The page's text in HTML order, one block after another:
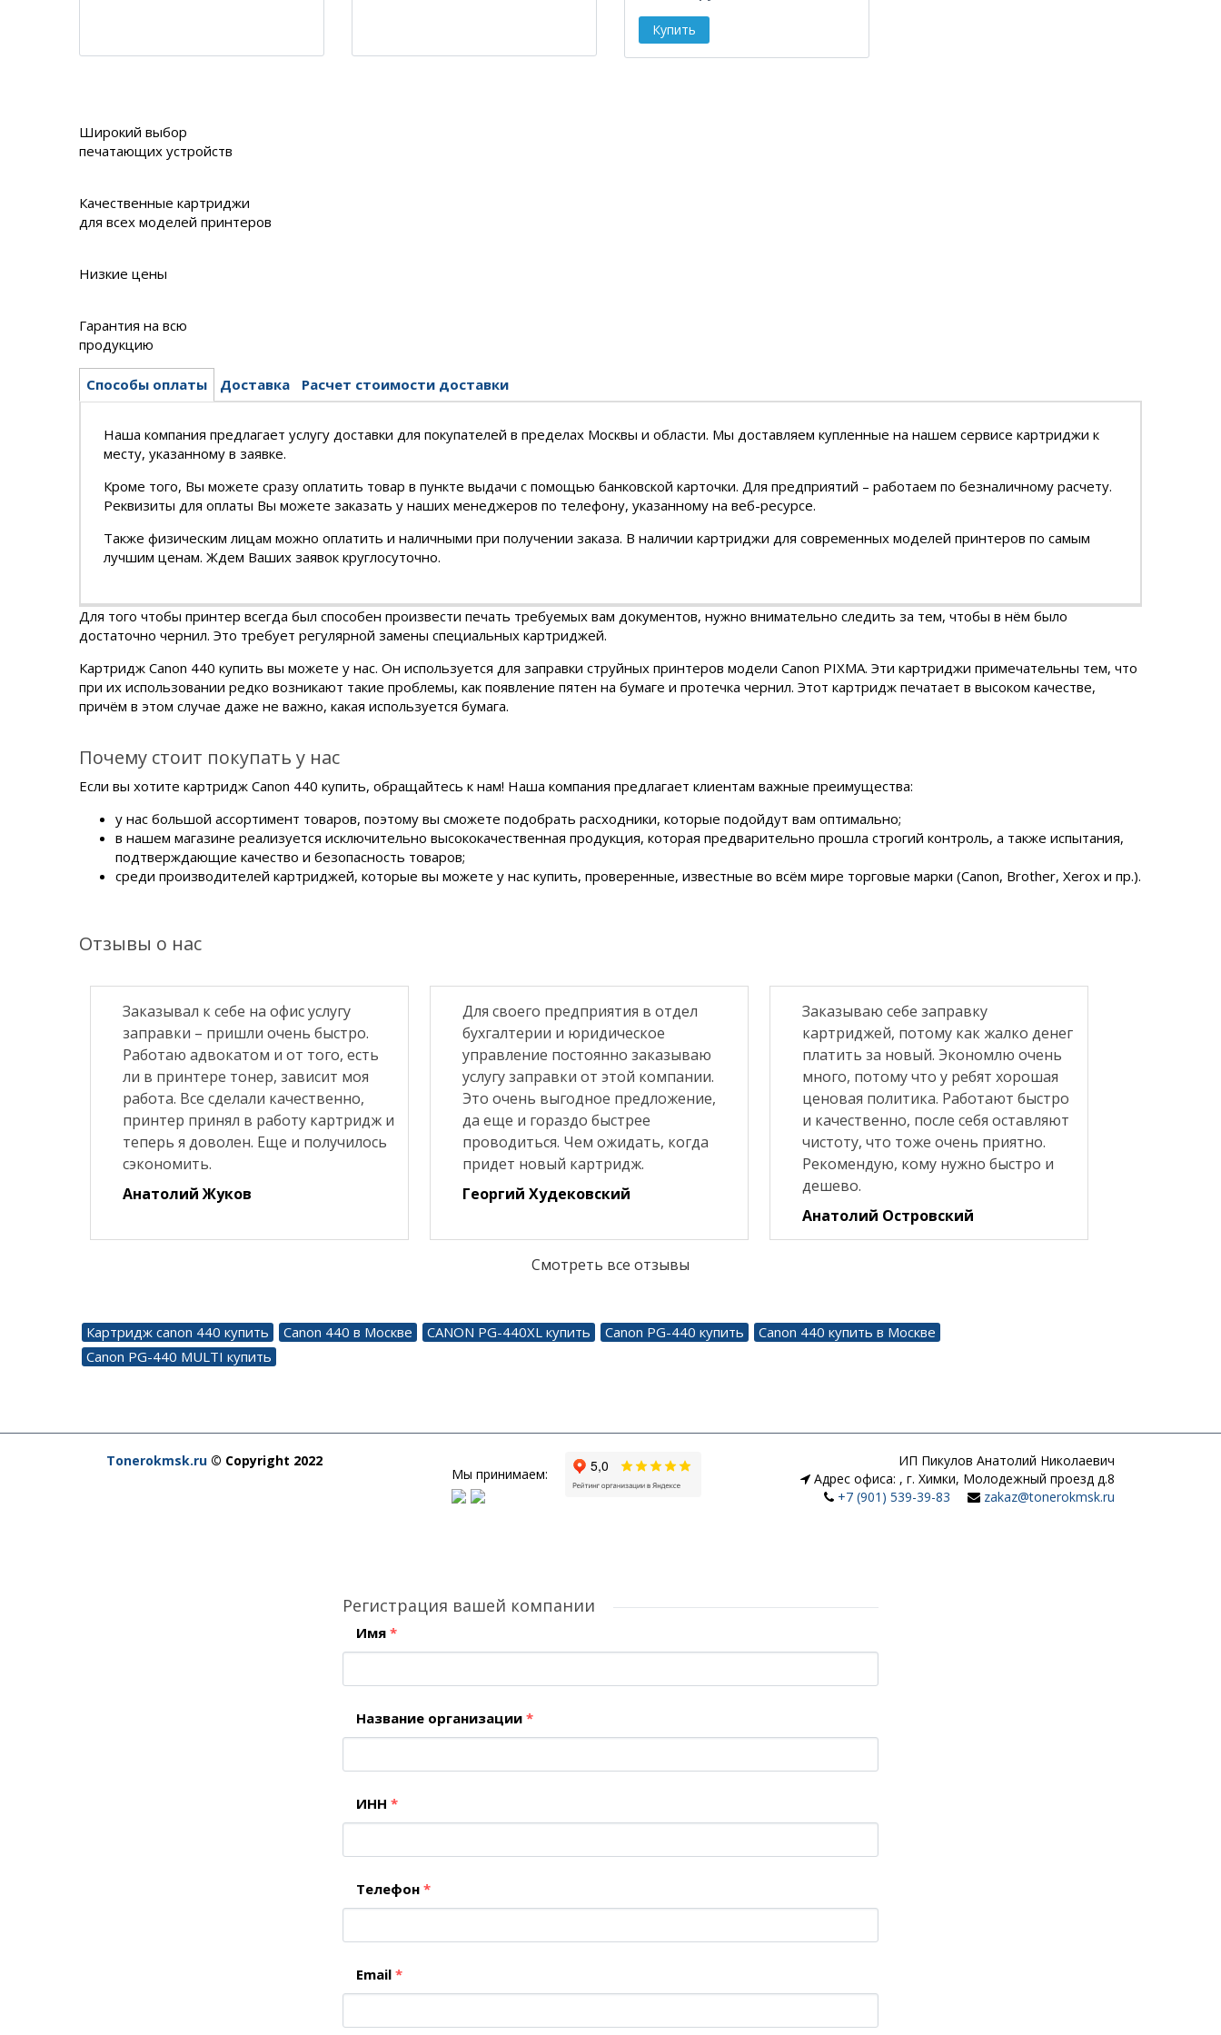
Широкий выбор
печатающих устройств
Качественные картриджи
для всех моделей принтеров
Низкие цены
Гарантия на всю
продукцию
Способы оплаты Доставка Расчет стоимости доставки
Наша компания предлагает услугу доставки для покупателей в пределах Москвы и области. Мы доставляем купленные на нашем сервисе картриджи к
месту, указанному в заявке.
Кроме того, Вы можете сразу оплатить товар в пункте выдачи с помощью банковской карточки. Для предприятий – работаем по безналичному расчету.
Реквизиты для оплаты Вы можете заказать у наших менеджеров по телефону, указанному на веб-ресурсе.
Также физическим лицам можно оплатить и наличными при получении заказа. В наличии картриджи для современных моделей принтеров по самым
лучшим ценам. Ждем Ваших заявок круглосуточно.
Для того чтобы принтер всегда был способен произвести печать требуемых вам документов, нужно внимательно следить за тем, чтобы в нём было
достаточно чернил. Это требует регулярной замены специальных картриджей.
Картридж Canon 440 купить вы можете у нас. Он используется для заправки струйных принтеров модели Canon PIXMA. Эти картриджи примечательны тем, что
при их использовании редко возникают такие проблемы, как появление пятен на бумаге и протечка чернил. Этот картридж печатает в высоком качестве,
причём в этом случае даже не важно, какая используется бумага.
Почему стоит покупать у нас
Если вы хотите картридж Canon 440 купить, обращайтесь к нам! Наша компания предлагает клиентам важные преимущества:
у нас большой ассортимент товаров, поэтому вы сможете подобрать расходники, которые подойдут вам оптимально;
в нашем магазине реализуется исключительно высококачественная продукция, которая предварительно прошла строгий контроль, а также испытания,
подтверждающие качество и безопасность товаров;
среди производителей картриджей, которые вы можете у нас купить, проверенные, известные во всём мире торговые марки (Canon, Brother, Xerox и пр.).
Отзывы о нас
Заказывал к себе на офис услугу
заправки – пришли очень быстро.
Работаю адвокатом и от того, есть
ли в принтере тонер, зависит моя
работа. Все сделали качественно,
принтер принял в работу картридж и
теперь я доволен. Еще и получилось
сэкономить.
Анатолий Жуков
Для своего предприятия в отдел
бухгалтерии и юридическое
управление постоянно заказываю
услугу заправки от этой компании.
Это очень выгодное предложение,
да еще и гораздо быстрее
проводиться. Чем ожидать, когда
придет новый картридж.
Георгий Худековский
Заказываю себе заправку
картриджей, потому как жалко денег
платить за новый. Экономлю очень
много, потому что у ребят хорошая
ценовая политика. Работают быстро
и качественно, после себя оставляют
чистоту, что тоже очень приятно.
Рекомендую, кому нужно быстро и
дешево.
Анатолий Островский
Смотреть все отзывы
Картридж canon 440 купить Canon 440 в Москве CANON PG-440XL купить Canon PG-440 купить
Canon 440 купить в Москве
Canon PG-440 MULTI купить
Tonerokmsk.ru © Copyright 2022
Мы принимаем:
ИП Пикулов Анатолий Николаевич
Адрес офиса: , г. Химки, Молодежный проезд д.8
+7 (901) 539-39-83
zakaz@tonerokmsk.ru
Регистрация вашей компании
Имя *
Название организации *
ИНН *
Телефон *
Email *